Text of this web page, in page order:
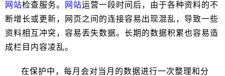
网站检查服务。 网站运营一段时间后，由于各种资料的不
断增长或更新，网页之间的连接容易出现混乱，导致一些
资料相互冲突，容易丢失数据。长期的数据积累也容易造
成栏目内容凌乱。
在保护中，每月会对当月的数据进行一次整理和分